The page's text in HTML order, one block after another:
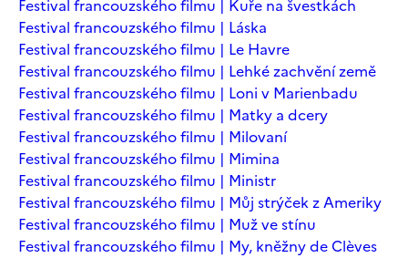
Festival francouzského filmu | Kuře na švestkách
Festival francouzského filmu | Láska
Festival francouzského filmu | Le Havre
Festival francouzského filmu | Lehké zachvění země
Festival francouzského filmu | Loni v Marienbadu
Festival francouzského filmu | Matky a dcery
Festival francouzského filmu | Milovaní
Festival francouzského filmu | Mimina
Festival francouzského filmu | Ministr
Festival francouzského filmu | Můj strýček z Ameriky
Festival francouzského filmu | Muž ve stínu
Festival francouzského filmu | My, kněžny de Clèves